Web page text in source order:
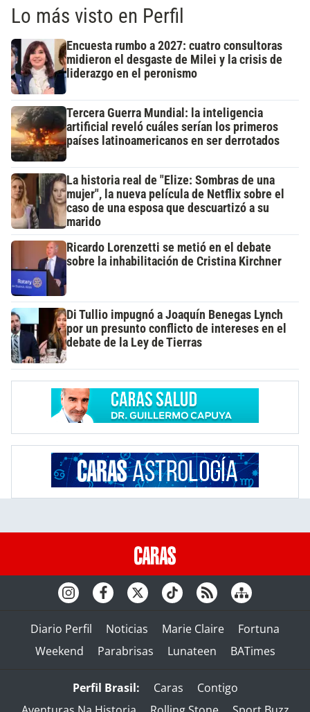
Lo más visto en Perfil
Encuesta rumbo a 2027: cuatro consultoras
midieron el desgaste de Milei y la crisis de
liderazgo en el peronismo
Tercera Guerra Mundial: la inteligencia
artificial reveló cuáles serían los primeros
países latinoamericanos en ser derrotados
La historia real de "Elize: Sombras de una
mujer", la nueva película de Netflix sobre el
caso de una esposa que descuartizó a su
marido
Ricardo Lorenzetti se metió en el debate
sobre la inhabilitación de Cristina Kirchner
Di Tullio impugnó a Joaquín Benegas Lynch
por un presunto conflicto de intereses en el
debate de la Ley de Tierras
Diario Perfil Noticias Marie Claire
Fortuna
Weekend
Parabrisas Lunateen BATimes
Perfil Brasil: Caras
Contigo